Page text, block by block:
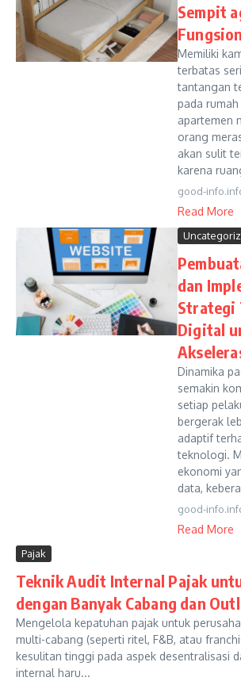
Sempit
Memiliki
terbatas
tantangan
pada
apartemen
orang
akan sulit
karena
good-
Read More
dan
Strategi
Digital
Dinamika
semakin
setiap
bergerak
adaptif
teknologi.
ekonomi
data,
good-
Read More
Pajak
Teknik Audit Internal Pajak
dengan Banyak Cabang dan
Mengelola kepatuhan pajak untuk
multi-cabang (seperti ritel, F&B, atau
kesulitan tinggi pada aspek desentralisasi
internal haru...